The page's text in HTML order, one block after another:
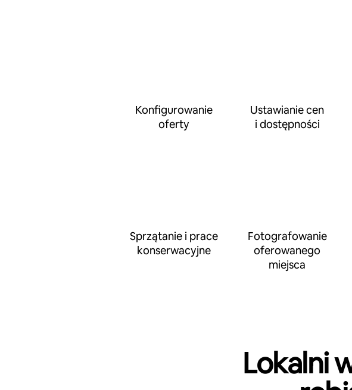
Konfigurowanie
oferty
Ustawianie cen
i dostępności
Sprzątanie i prace
konserwacyjne
Fotografowanie
oferowanego
miejsca
Lokalni